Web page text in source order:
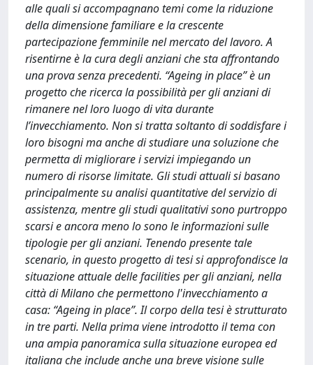
alle quali si accompagnano temi come la riduzione
della dimensione familiare e la crescente
partecipazione femminile nel mercato del lavoro. A
risentirne è la cura degli anziani che sta affrontando
una prova senza precedenti. “Ageing in place” è un
progetto che ricerca la possibilità per gli anziani di
rimanere nel loro luogo di vita durante
l’invecchiamento. Non si tratta soltanto di soddisfare i
loro bisogni ma anche di studiare una soluzione che
permetta di migliorare i servizi impiegando un
numero di risorse limitate. Gli studi attuali si basano
principalmente su analisi quantitative del servizio di
assistenza, mentre gli studi qualitativi sono purtroppo
scarsi e ancora meno lo sono le informazioni sulle
tipologie per gli anziani. Tenendo presente tale
scenario, in questo progetto di tesi si approfondisce la
situazione attuale delle facilities per gli anziani, nella
città di Milano che permettono l'invecchiamento a
casa: “Ageing in place”. Il corpo della tesi è strutturato
in tre parti. Nella prima viene introdotto il tema con
una ampia panoramica sulla situazione europea ed
italiana che include anche una breve visione sulle